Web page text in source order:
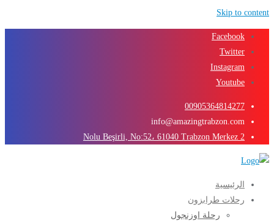
Skip to content
Facebook
Twitter
Instagram
Youtube
00905364814277
info@amazingtrabzon.com
2 Nolu Beşirli, No:52، 61040 Trabzon Merkez
الرئيسية
رحلات طرابزون
رحلة اوزنجول